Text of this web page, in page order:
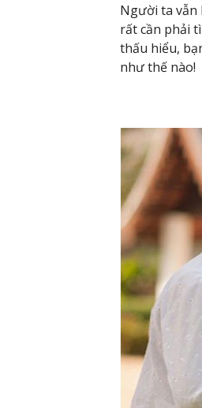
Người ta vẫn
rất cần phải
thấu hiểu,
như thế nào!